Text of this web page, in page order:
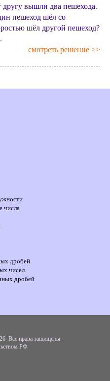
другу вышли два пешехода.
пешеход шёл со
шёл другой пешеход?
смотреть решение >>
числа
дробей
чисел
дробей
Все права защищены
РФ.